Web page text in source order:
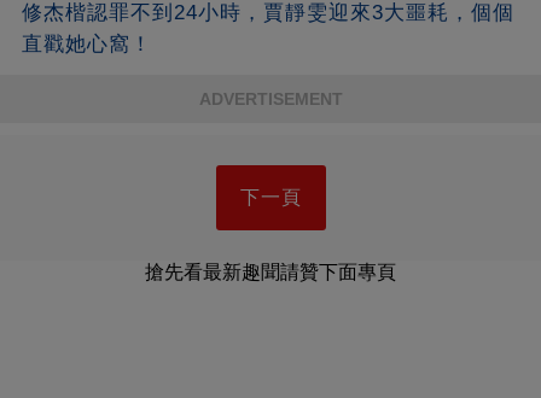
修杰楷認罪不到24小時，賈靜雯迎來3大噩耗，個個
直戳她心窩！
ADVERTISEMENT
下一頁
搶先看最新趣聞請贊下面專頁